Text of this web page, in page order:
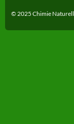
© 2025 Chimie